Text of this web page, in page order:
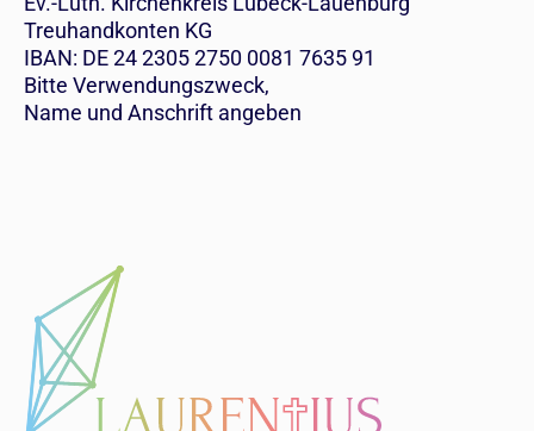
Treuhandkonten KG
IBAN: DE 24 2305 2750 0081 7635 91
Bitte Verwendungszweck,
Name und Anschrift angeben